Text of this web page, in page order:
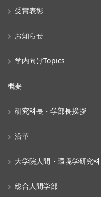
受賞表彰
お知らせ
学内向けTopics
概要
研究科長・学部長挨拶
沿革
大学院人間・環境学研究科
総合人間学部